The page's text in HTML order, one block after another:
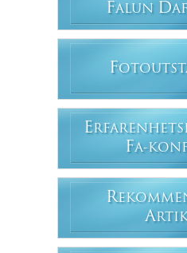
FALUN D
F
E
FA-
R
A